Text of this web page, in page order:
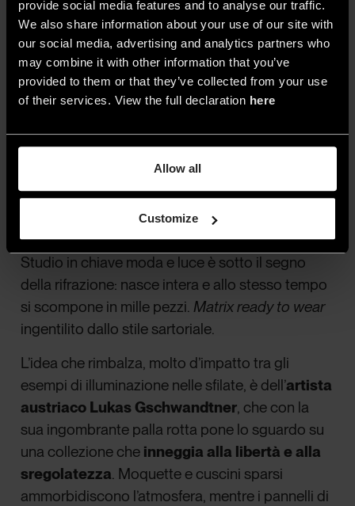
provide social media features and to analyse our traffic.
We also share information about your use of our site with
our social media, advertising and analytics partners who
may combine it with other information that you’ve
provided to them or that they’ve collected from your use
of their services. View the full declaration here
Allow all
Customize
Acne Studio Primavera/Estate
Come sarebbe il mondo se lo guardassimo
attraverso la luce di unamaxi-palla da
discotecaschiantata contro un angolo della
scenografia, con tanti frammenti luminosi
schizzati sul pavimento? La collezione di Acne
Studio in chiave moda e luce è sotto il segno
della rifrazione: nasce intera e allo stesso tempo
si scompone in mille pezzi. Matrix ready to wear
ingentilito dallo stile sartoriale.
L’idea che rimbalza, molto d’impatto tra gli
esempi di illuminazione nelle sfilate, è dell’artista
austriaco Lukas Gschwandtner, che con la
sua ingombrante palla rotta pone lo sguardo su
una collezione che inneggia alla libertà e alla
sregolatezza. Moquette e cuscini sparsi
ammorbidiscono l’atmosfera, mentre i pannelli di